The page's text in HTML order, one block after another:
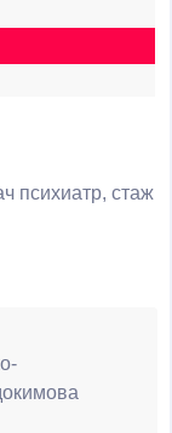
психиатр, стаж